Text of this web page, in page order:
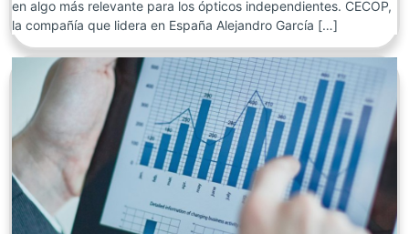
en algo más relevante para los ópticos independientes. CECOP,
la compañía que lidera en España Alejandro García […]